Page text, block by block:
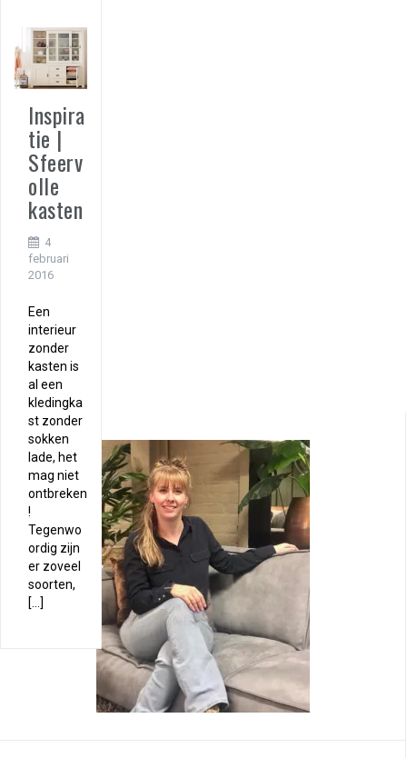
Inspira
tie |
Sfeerv
olle
kasten
4
februari
2016
Een
interieur
zonder
kasten is
al een
kledingka
st zonder
sokken
lade, het
mag niet
ontbreken
!
Tegenwo
ordig zijn
er zoveel
soorten,
[…]